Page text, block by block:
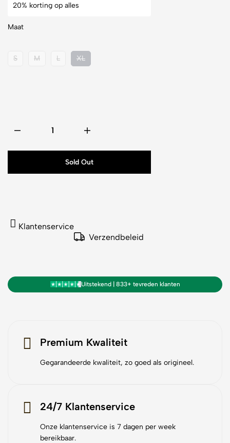
20% korting op alles
Maat
S M L XL
Sold Out
Klantenservice
Verzendbeleid
Uitstekend | 833+ tevreden klanten
Premium Kwaliteit
Gegarandeerde kwaliteit, zo goed als origineel.
24/7 Klantenservice
Onze klantenservice is 7 dagen per week
bereikbaar.